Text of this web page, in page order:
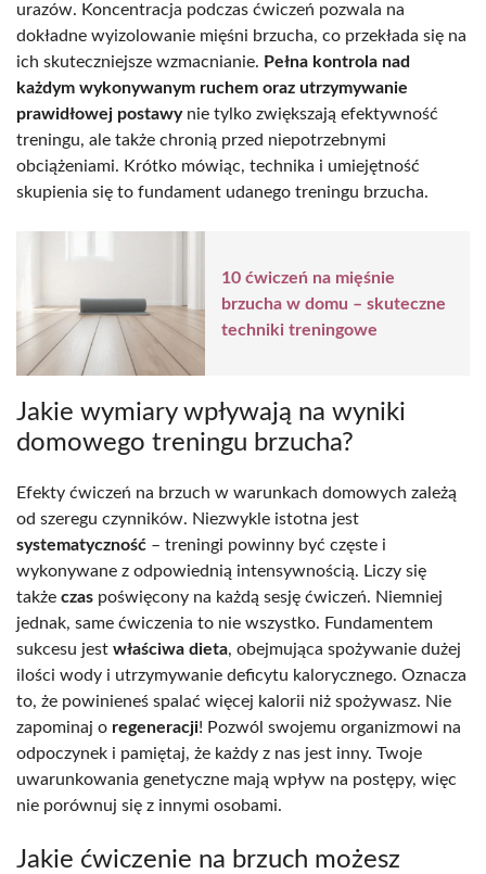
urazów. Koncentracja podczas ćwiczeń pozwala na
dokładne wyizolowanie mięśni brzucha, co przekłada się na
ich skuteczniejsze wzmacnianie. Pełna kontrola nad
każdym wykonywanym ruchem oraz utrzymywanie
prawidłowej postawynie tylko zwiększają efektywność
treningu, ale także chronią przed niepotrzebnymi
obciążeniami. Krótko mówiąc, technika i umiejętność
skupienia się to fundament udanego treningu brzucha.
10 ćwiczeń na mięśnie
brzucha w domu – skuteczne
techniki treningowe
Jakie wymiary wpływają na wyniki
domowego treningu brzucha?
Efekty ćwiczeń na brzuch w warunkach domowych zależą
od szeregu czynników. Niezwykle istotna jest
systematyczność – treningi powinny być częste i
wykonywane z odpowiednią intensywnością. Liczy się
także czas poświęcony na każdą sesję ćwiczeń. Niemniej
jednak, same ćwiczenia to nie wszystko. Fundamentem
sukcesu jest właściwa dieta, obejmująca spożywanie dużej
ilości wody i utrzymywanie deficytu kalorycznego. Oznacza
to, że powinieneś spalać więcej kalorii niż spożywasz. Nie
zapominaj o regeneracji! Pozwól swojemu organizmowi na
odpoczynek i pamiętaj, że każdy z nas jest inny. Twoje
uwarunkowania genetyczne mają wpływ na postępy, więc
nie porównuj się z innymi osobami.
Jakie ćwiczenie na brzuch możesz